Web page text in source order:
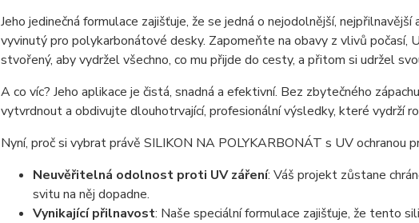
Jeho jedinečná formulace zajišťuje, že se jedná o nejodolnější,
vyvinutý pro polykarbonátové desky. Zapomeňte na obavy z vlivů počasí,
stvořený, aby vydržel všechno, co mu přijde do cesty, a přitom si udržel
A co víc? Jeho aplikace je čistá, snadná a efektivní. Bez zbytečného
vytvrdnout a obdivujte dlouhotrvající, profesionální výsledky, které vydrží
Nyní, proč si vybrat právě SILIKON NA POLYKARBONÁT s UV ochranou
Neuvěřitelná odolnost proti UV záření: Váš projekt zůstane
svitu na něj dopadne.
Vynikající přilnavost: Naše speciální formulace zajišťuje, že tento